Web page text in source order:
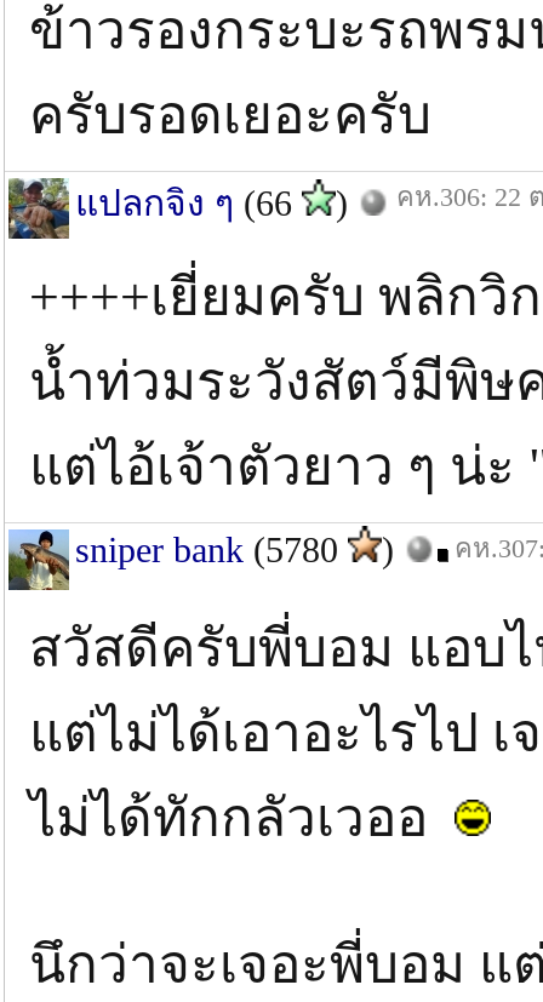
ข้าวรองกระบะรถพร
ครับรอดเยอะครับ
แปลกจิง ๆ (66 ) คห.306: 22
++++เยี่ยมครับ พลิกวิ
น้ำท่วมระวังสัตว์มีพิษ
แต่ไอ้เจ้าตัวยาว ๆ น่
sniper bank (5780 ) คห
สวัสดีครับพี่บอม แอบ
แต่ไม่ได้เอาอะไรไป
ไม่ได้ทักกลัวเวออ
นึกว่าจะเจอะพี่บอม แ